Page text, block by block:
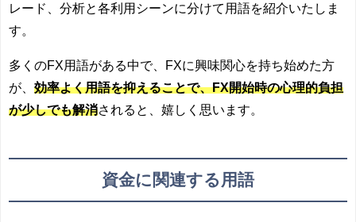
レード、分析と各利用シーンに分けて用語を紹介いたしま
す。
多くのFX用語がある中で、FXに興味関心を持ち始めた方
が、 効率よく用語を抑えることで、FX開始時の心理的負担
が少しでも解消されると、嬉しく思います。
資金に関連する 用語